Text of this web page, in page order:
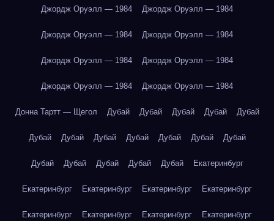
Джордж Оруэлл — 1984 Джордж Оруэлл — 1984
Джордж Оруэлл — 1984 Джордж Оруэлл — 1984
Джордж Оруэлл — 1984 Джордж Оруэлл — 1984
Джордж Оруэлл — 1984 Джордж Оруэлл — 1984
Донна Тартт — Щегол Дубай Дубай Дубай Дубай Дубай
Дубай Дубай Дубай Дубай Дубай Дубай Дубай
Дубай Дубай Дубай Дубай Дубай Екатеринбург
Екатеринбург Екатеринбург Екатеринбург Екатеринбург
Екатеринбург Екатеринбург Екатеринбург Екатеринбург